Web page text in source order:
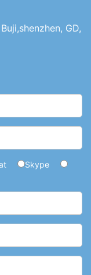
GD,
Skype